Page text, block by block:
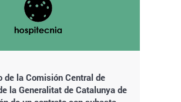
de la Comisión Central de
la Generalitat de Catalunya de